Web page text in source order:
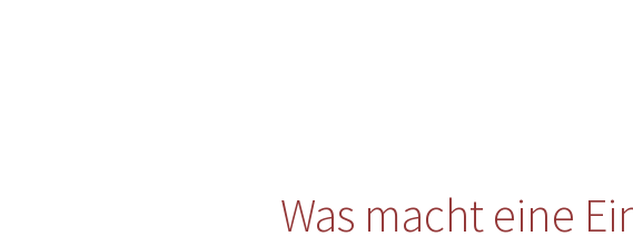
Was macht eine